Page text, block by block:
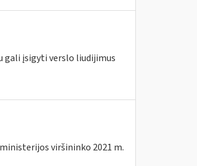
gali įsigyti verslo liudijimus
viršininko 2021 m.